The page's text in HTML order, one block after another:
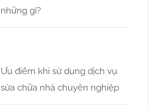
những gì?
Ưu điểm khi sử dụng dịch vụ
sửa chữa nhà chuyên nghiệp